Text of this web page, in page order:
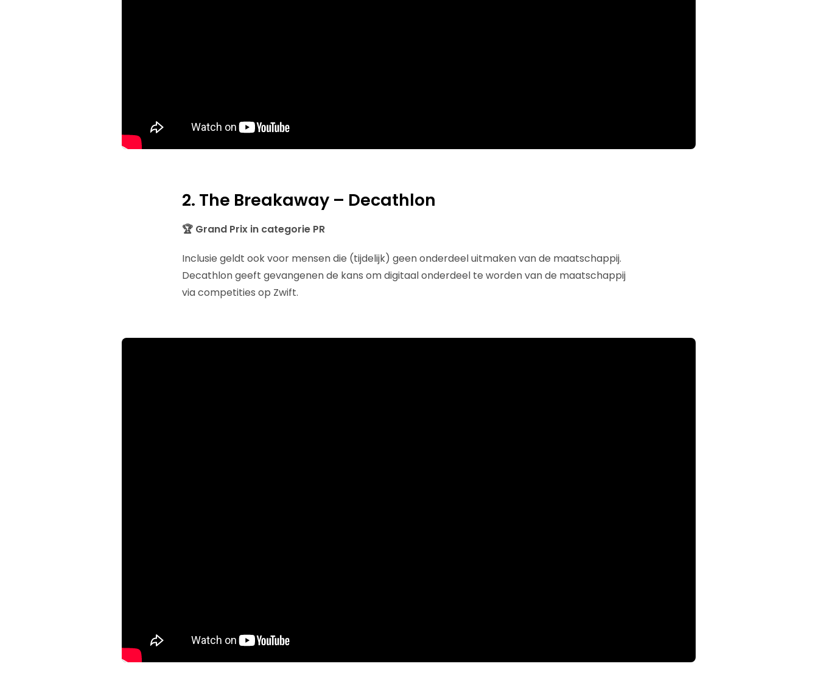
2. The Breakaway – Decathlon
🏆 Grand Prix in categorie PR
Inclusie geldt ook voor mensen die (tijdelijk) geen onderdeel uitmaken van de maatschappij.
Decathlon geeft gevangenen de kans om digitaal onderdeel te worden van de maatschappij
via competities op Zwift.